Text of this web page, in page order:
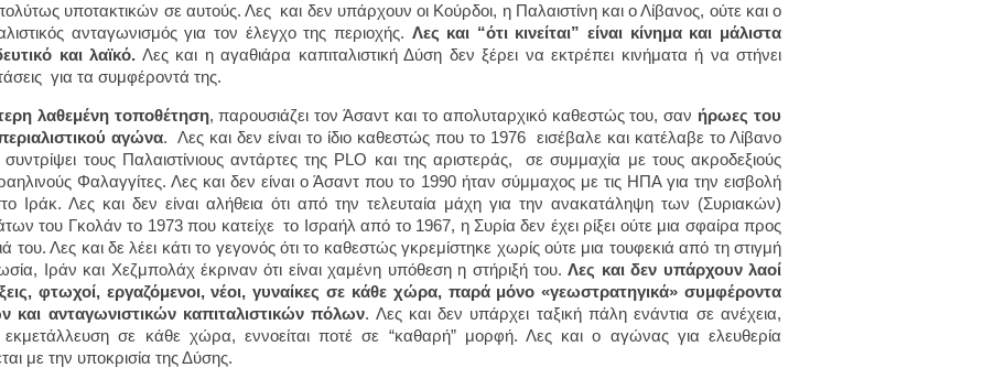
υποτακτικών σε αυτούς. Λες και δεν υπάρχουν οι Κούρδοι, η Παλαιστίνη και ο Λίβανος, ούτε και ο
ανταγωνισμός για τον έλεγχο της περιοχής. Λες και “ότι κινείται” είναι κίνημα και μάλιστα
και λαϊκό. Λες και η αγαθιάρα καπιταλιστική Δύση δεν ξέρει να εκτρέπει κινήματα ή να στήνει
για τα συμφέροντά της.
λαθεμένη τοποθέτηση, παρουσιάζει τον Άσαντ και το απολυταρχικό καθεστώς του, σαν ήρωες του
αγώνα. Λες και δεν είναι το ίδιο καθεστώς που το 1976 εισέβαλε και κατέλαβε το Λίβανο
τους Παλαιστίνιους αντάρτες της PLO και της αριστεράς, σε συμμαχία με τους ακροδεξιούς
Φαλαγγίτες. Λες και δεν είναι ο Άσαντ που το 1990 ήταν σύμμαχος με τις ΗΠΑ για την εισβολή
Ιράκ. Λες και δεν είναι αλήθεια ότι από την τελευταία μάχη για την ανακατάληψη των (Συριακών)
του Γκολάν το 1973 που κατείχε το Ισραήλ από το 1967, η Συρία δεν έχει ρίξει ούτε μια σφαίρα προς
του. Λες και δε λέει κάτι το γεγονός ότι το καθεστώς γκρεμίστηκε χωρίς ούτε μια τουφεκιά από τη στιγμή
Ιράν και Χεζμπολάχ έκριναν ότι είναι χαμένη υπόθεση η στήριξή του.Λες και δεν υπάρχουν λαοί
φτωχοί, εργαζόμενοι, νέοι, γυναίκες σε κάθε χώρα, παρά μόνο «γεωστρατηγικά» συμφέροντα
και ανταγωνιστικών καπιταλιστικών πόλων. Λες και δεν υπάρχει ταξική πάλη ενάντια σε ανέχεια,
εκμετάλλευση σε κάθε χώρα, εννοείται ποτέ σε “καθαρή” μορφή. Λες και ο αγώνας για ελευθερία
με την υποκρισία της Δύσης.